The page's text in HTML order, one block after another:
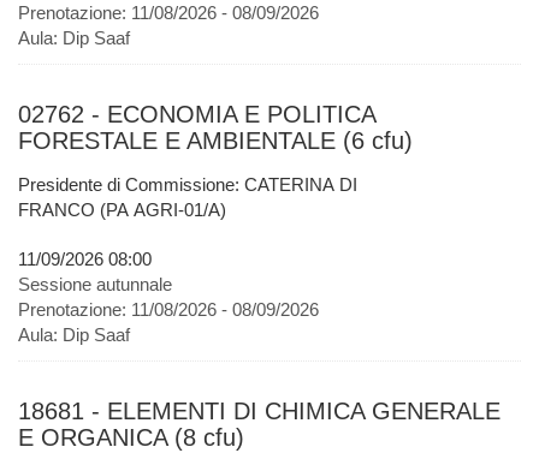
Prenotazione: 11/08/2026 - 08/09/2026
Aula: Dip Saaf
02762 - ECONOMIA E POLITICA
FORESTALE E AMBIENTALE (6 cfu)
Presidente di Commissione: CATERINA DI
FRANCO (PA AGRI-01/A)
11/09/2026 08:00
Sessione autunnale
Prenotazione: 11/08/2026 - 08/09/2026
Aula: Dip Saaf
18681 - ELEMENTI DI CHIMICA GENERALE
E ORGANICA (8 cfu)